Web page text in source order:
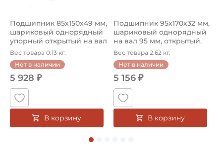
Подшипник 85х150х49 мм,
шариковый однорядный
упорный открытый на вал
85...
Вес товара 0.13 кг.
Нет в наличии
5 928 ₽
В корзину
Подшипник 95х170х32 мм,
шариковый однорядный
на вал 95 мм, открытый.
Ар...
Вес товара 2.62 кг.
Нет в наличии
5 156 ₽
В корзину